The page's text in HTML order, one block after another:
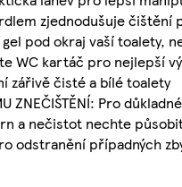
zjednodušuje čištění
pod okraj vaší toalety,
WC kartáč pro nejlepší
zářivě čisté a bílé toalety
ZNEČIŠTĚNÍ: Pro
a nečistot nechte
odstranění případných